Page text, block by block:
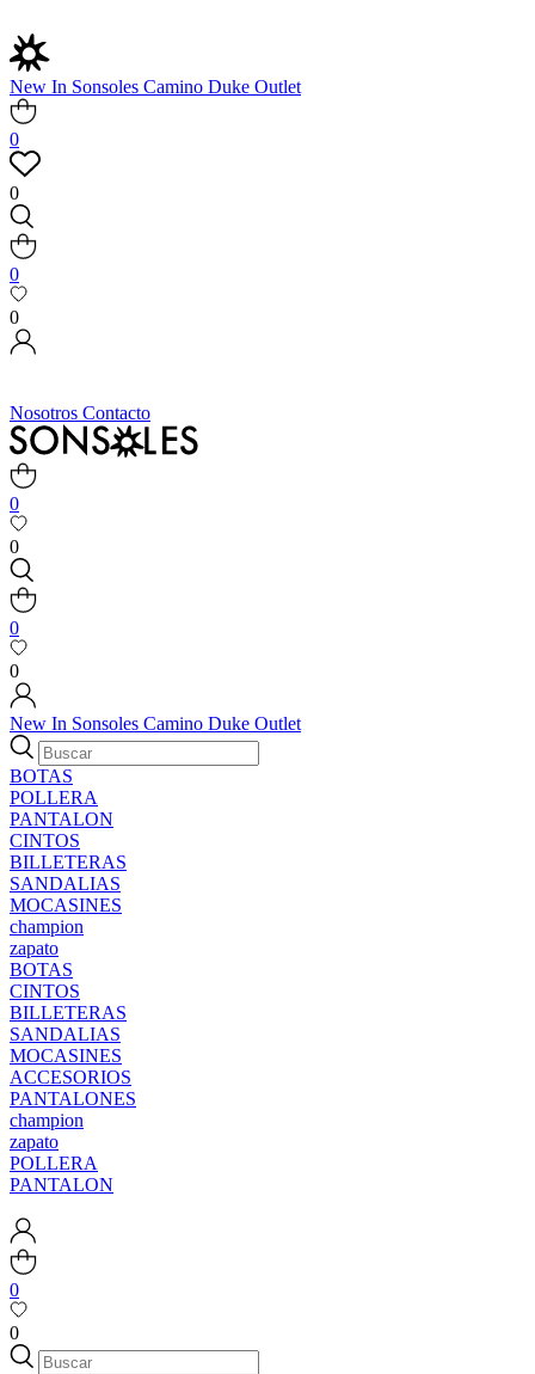
New In Sonsoles Camino Duke Outlet
0
0
0
0
Nosotros Contacto
0
0
0
0
New In Sonsoles Camino Duke Outlet
BOTAS
POLLERA
PANTALON
CINTOS
BILLETERAS
SANDALIAS
MOCASINES
champion
zapato
BOTAS
CINTOS
BILLETERAS
SANDALIAS
MOCASINES
ACCESORIOS
PANTALONES
champion
zapato
POLLERA
PANTALON
0
0